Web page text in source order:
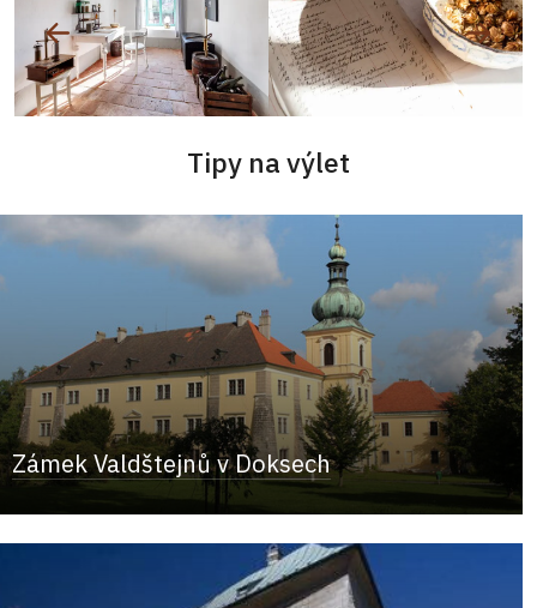
Tipy na výlet
Zámek Valdštejnů v Doksech